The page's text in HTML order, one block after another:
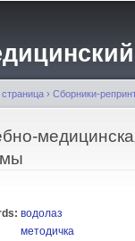
страница › Сборники-
водолаз
методичка